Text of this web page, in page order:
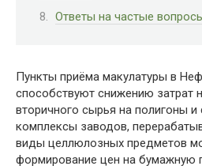
Ответы на частые
Пункты приёма макулатуры в
способствуют снижению затрат
вторичного сырья на полигоны и
комплексы заводов,
виды целлюлозных предметов
формирование цен на бумажную